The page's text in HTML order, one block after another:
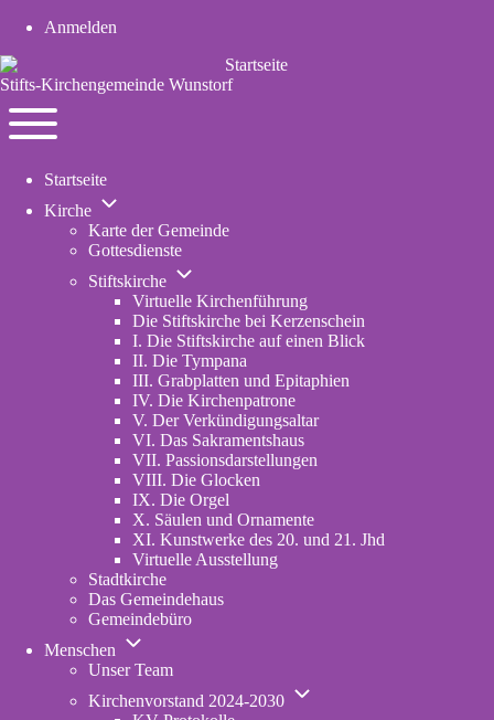
User
account
menu
Anmelden
Stifts-Kirchengemeinde Wunstorf
Navigation
main
Startseite
Kirche
Unternavigation
Kirche
Karte der Gemeinde
Gottesdienste
Stiftskirche
Unternavigation
Stiftskirche
Virtuelle Kirchenführung
Die Stiftskirche bei Kerzenschein
I. Die Stiftskirche auf einen Blick
II. Die Tympana
III. Grabplatten und Epitaphien
IV. Die Kirchenpatrone
V. Der Verkündigungsaltar
VI. Das Sakramentshaus
VII. Passionsdarstellungen
VIII. Die Glocken
IX. Die Orgel
X. Säulen und Ornamente
XI. Kunstwerke des 20. und 21. Jhd
Virtuelle Ausstellung
Stadtkirche
Das Gemeindehaus
Gemeindebüro
Menschen
Unternavigation
Menschen
Unser Team
Kirchenvorstand 2024-2030
Unternavigation